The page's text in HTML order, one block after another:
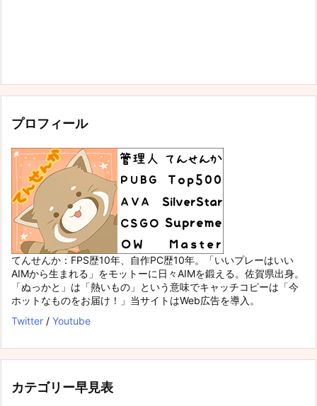
プロフィール
てんせんか：FPS歴10年、自作PC歴10年。「いいプレーはいい
AIMから生まれる」をモットーに日々AIMを鍛える。佐賀県出身。
「ぬっかと」は「熱いもの」という意味でキャッチコピーは「今
ホットなものをお届け！」当サイトはWeb広告を導入。
Twitter / Youtube
カテゴリー早見表